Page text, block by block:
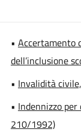
• Accertamento
dell’inclusione
• Invalidità
• Indennizzo
210/1992)